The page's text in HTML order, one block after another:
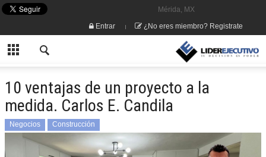
Mérida, MX
Entrar
¿No eres miembro? Registrate
10 ventajas de un proyecto a la
medida. Carlos E. Candila
Negocios Construcción